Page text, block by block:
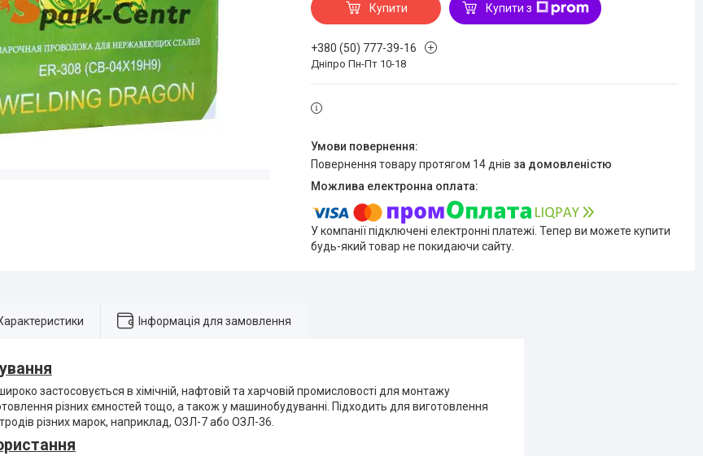
Купити Купити з
+380 (50) 777-39-16
Дніпро Пн-Пт 10-18
повернення товару протягом 14 днів за домовленістю
У компанії підключені електронні платежі. Тепер ви можете купити
будь-який товар не покидаючи сайту.
Інформація для замовлення
застосовується в хімічній, нафтовій та харчовій промисловості для монтажу
різних ємностей тощо, а також у машинобудуванні. Підходить для виготовлення
різних марок, наприклад, ОЗЛ-7 або ОЗЛ-36.